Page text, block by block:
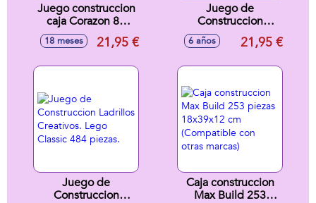
Juego construccion
caja Corazon 80
piezas Lego Duplo
18 meses 21,95 €
Juego de
Construccion
Maletín creativo.
Lego Classic. 213
6 años 21,95 €
Juego de
Construccion
Caja construccion
Max Build 253